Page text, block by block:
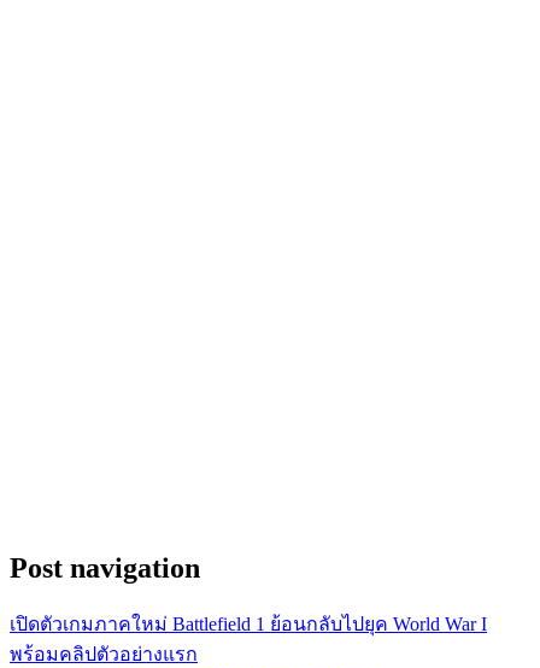
Post navigation
เปิดตัวเกมภาคใหม่ Battlefield 1 ย้อนกลับไปยุค World War I
พร้อมคลิปตัวอย่างแรก